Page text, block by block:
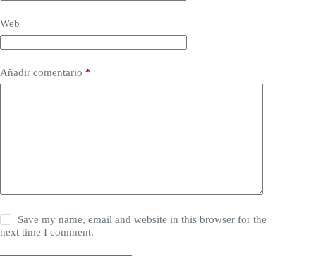
Web
Añadir comentario *
Save my name, email and website in this browser for the
next time I comment.